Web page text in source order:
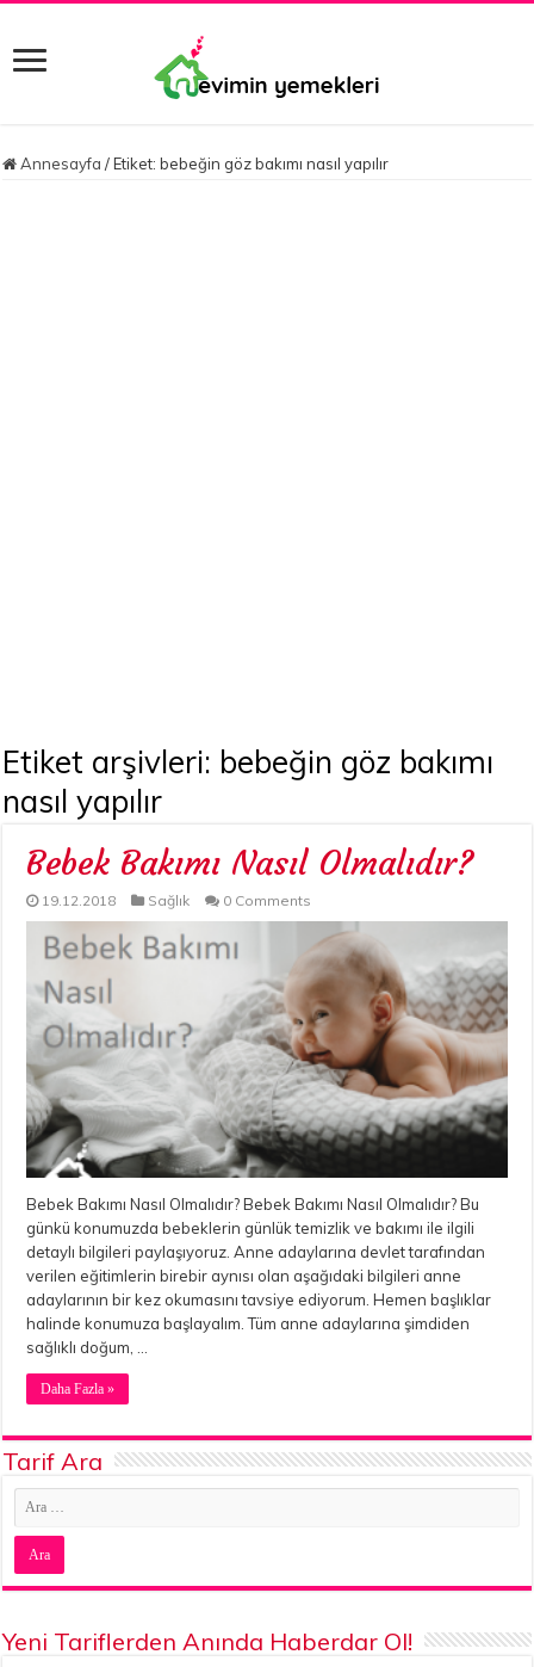
Annesayfa / Etiket:bebeğin göz bakımı nasıl yapılır
Etiket arşivleri: bebeğin göz bakımı
nasıl yapılır
Bebek Bakımı Nasıl Olmalıdır?
19.12.2018 Sağlık 0 Comments
Bebek Bakımı Nasıl Olmalıdır? Bebek Bakımı Nasıl Olmalıdır? Bu
günkü konumuzda bebeklerin günlük temizlik ve bakımı ile ilgili
detaylı bilgileri paylaşıyoruz. Anne adaylarına devlet tarafından
verilen eğitimlerin birebir aynısı olan aşağıdaki bilgileri anne
adaylarının bir kez okumasını tavsiye ediyorum. Hemen başlıklar
halinde konumuza başlayalım. Tüm anne adaylarına şimdiden
sağlıklı doğum, …
Daha Fazla »
Tarif Ara
Yeni Tariflerden Anında Haberdar Ol!